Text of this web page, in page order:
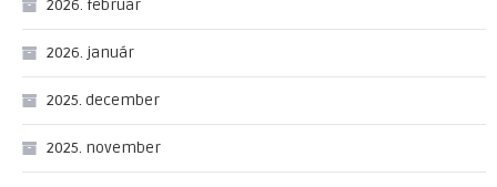
2026. február
2026. január
2025. december
2025. november